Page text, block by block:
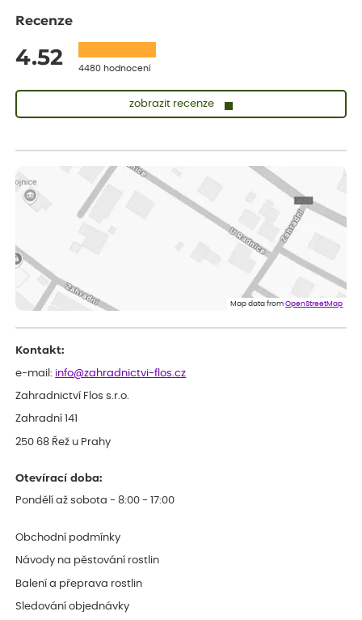
Recenze
4.52 4480 hodnocení
zobrazit recenze
Doporučuji. Naprostá spokojenost.
Marcela
ověřený nákup dnes
Jsem spokojená a budu vás doporučovat.
Vratislav
Spokojenost rostlina dorazila vpořádku
Map data fromOpenStreetMap
Kontakt:
e-mail: info@zahradnictvi-flos.cz
Zahradnictví Flos s.r.o.
Zahradní 141
250 68 Řež u Prahy
Otevírací doba:
Pondělí až sobota - 8:00 - 17:00
Obchodní podmínky
Návody na pěstování rostlin
Balení a přeprava rostlin
Sledování objednávky